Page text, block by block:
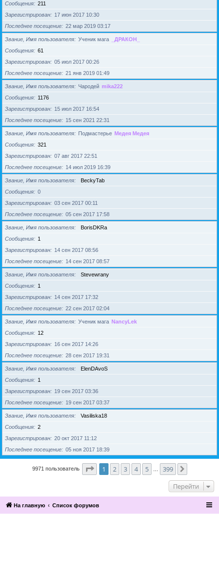
Сообщения
211
Зарегистрирован
17 июн 2017 10:30
Последнее посещение
22 мар 2019 03:17
Звание, Имя пользователя Ученик мага
_ДРАКОН_
Сообщения
61
Зарегистрирован
05 июл 2017 00:26
Последнее посещение
21 янв 2019 01:49
Звание, Имя пользователя Чародей mika222
Сообщения
1176
Зарегистрирован
15 июл 2017 16:54
Последнее посещение
15 сен 2021 22:31
Звание, Имя пользователя Подмастерье Медея Медея
Сообщения
321
Зарегистрирован
07 авг 2017 22:51
Последнее посещение
14 июл 2019 16:39
Звание, Имя пользователя
BeckyTab
Сообщения
0
Зарегистрирован
03 сен 2017 00:11
Последнее посещение
05 сен 2017 17:58
Звание, Имя пользователя
BorisDKRa
Сообщения
1
Зарегистрирован
14 сен 2017 08:56
Последнее посещение
14 сен 2017 08:57
Звание, Имя пользователя
Stevewrany
Сообщения
1
Зарегистрирован
14 сен 2017 17:32
Последнее посещение
22 сен 2017 02:04
Звание, Имя пользователя Ученик мага NancyLek
Сообщения
12
Зарегистрирован
16 сен 2017 14:26
Последнее посещение
28 сен 2017 19:31
Звание, Имя пользователя
ElenDAvoS
Сообщения
1
Зарегистрирован
19 сен 2017 03:36
Последнее посещение
19 сен 2017 03:37
Звание, Имя пользователя
Vasiliska18
Сообщения
2
Зарегистрирован
20 окт 2017 11:12
Последнее посещение
05 ноя 2017 18:39
9971 пользователь Страница1 из 399
1 2 3 4 5 399
Перейти
На главную Список форумов